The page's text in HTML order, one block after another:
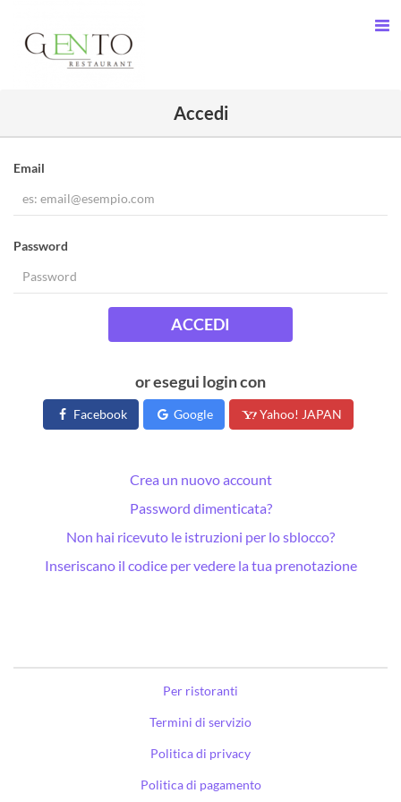
Accedi
Email
Password
ACCEDI
or esegui login con
Facebook Google Yahoo! JAPAN
Crea un nuovo account
Password dimenticata?
Non hai ricevuto le istruzioni per lo sblocco?
Inseriscano il codice per vedere la tua prenotazione
Per ristoranti
Termini di servizio
Politica di privacy
Politica di pagamento